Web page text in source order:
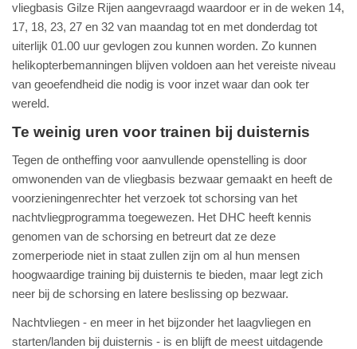
vliegbasis Gilze Rijen aangevraagd waardoor er in de weken 14,
17, 18, 23, 27 en 32 van maandag tot en met donderdag tot
uiterlijk 01.00 uur gevlogen zou kunnen worden. Zo kunnen
helikopterbemanningen blijven voldoen aan het vereiste niveau
van geoefendheid die nodig is voor inzet waar dan ook ter
wereld.
Te weinig uren voor trainen bij duisternis
Tegen de ontheffing voor aanvullende openstelling is door
omwonenden van de vliegbasis bezwaar gemaakt en heeft de
voorzieningenrechter het verzoek tot schorsing van het
nachtvliegprogramma toegewezen. Het DHC heeft kennis
genomen van de schorsing en betreurt dat ze deze
zomerperiode niet in staat zullen zijn om al hun mensen
hoogwaardige training bij duisternis te bieden, maar legt zich
neer bij de schorsing en latere beslissing op bezwaar.
Nachtvliegen - en meer in het bijzonder het laagvliegen en
starten/landen bij duisternis - is en blijft de meest uitdagende